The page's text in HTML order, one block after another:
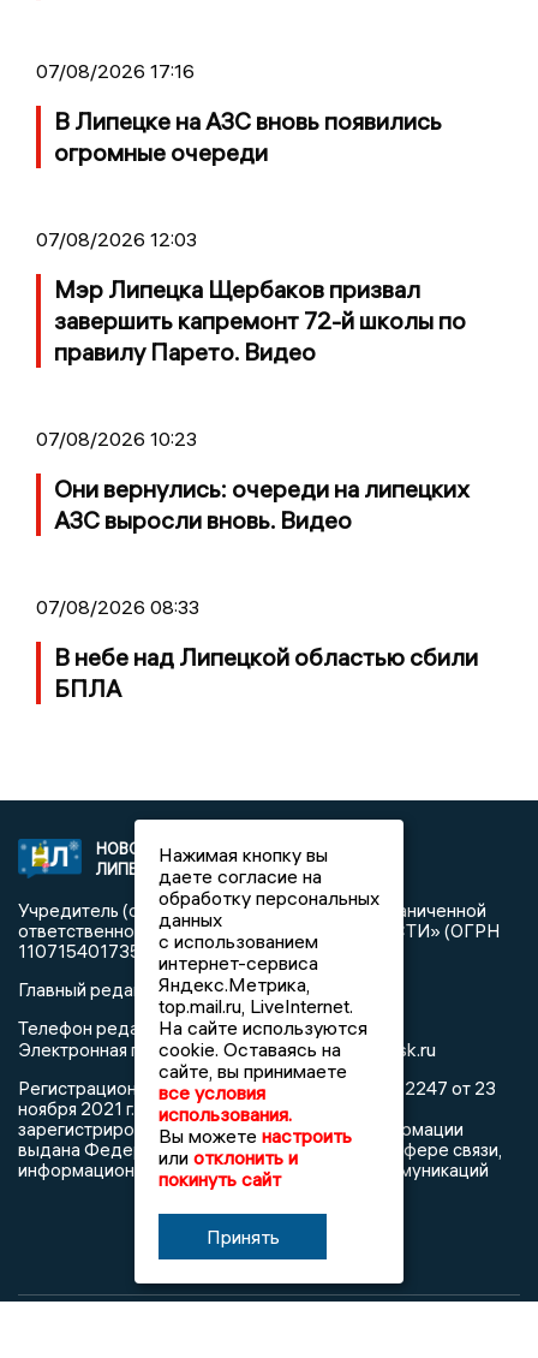
07/08/2026 17:16
В Липецке на АЗС вновь появились
огромные очереди
07/08/2026 12:03
Мэр Липецка Щербаков призвал
завершить капремонт 72-й школы по
правилу Парето. Видео
07/08/2026 10:23
Они вернулись: очереди на липецких
АЗС выросли вновь. Видео
07/08/2026 08:33
В небе над Липецкой областью сбили
БПЛА
НОВОСТИ
ЛИПЕЦКА
2021 © NEWSLIPETSK.RU | СИ
«Новости Липецка»
Учредитель (соучредители): Общество с ограниченной
ответственностью «РЕГИОНАЛЬНЫЕ НОВОСТИ» (ОГРН
1107154017354)
Главный редактор: Герцог Е.Г.
Телефон редакции: +7 903 699 9427
Электронная почта редакции:info@newslipetsk.ru
Регистрационный номер: серия Эл № ФС77-82247 от 23
ноября 2021 г. согласно выписке из реестра
зарегистрированных средств массовой информации
выдана Федеральной службой по надзору в сфере связи,
информационных технологий и массовых коммуникаций
Нажимая кнопку вы
даете согласие на
обработку персональных
данных
с использованием
интернет-сервиса
Яндекс.Метрика,
top.mail.ru, LiveInternet.
На сайте используются
cookie. Оставаясь на
сайте, вы принимаете
все условия
использования.
Вы можете настроить
или отклонить и
покинуть сайт
Принять